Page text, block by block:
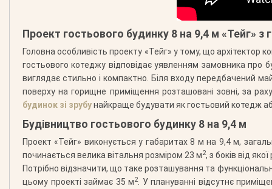
Проект гостьового будинку 8 на 9,4 м «Тейг» з
Головна особливість проекту «Тейг» у тому, що архітектор
гостьового котеджу відповідає уявленням замовника
виглядає стильно і компактно. Біля входу передбачений
поверху на горищне приміщення розташовані зовні, за
будинок зі зрубунайкраще будувати як гостьовий котедж
Будівництво гостьового будинку 8 на 9,4 м
Проект «Тейг» виконується у габаритах 8 м на 9,4 м,
починається велика вітальня розміром 23 м2, з боків від
Потрібно відзначити, що таке розташування та
цьому проекті займає 35 м2. У плануванні відсутнє